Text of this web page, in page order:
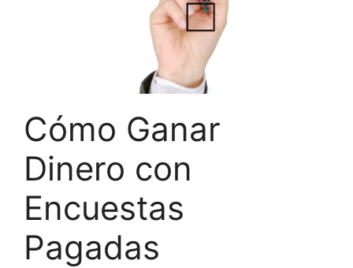
Cómo Ganar
Dinero con
Encuestas
Pagadas